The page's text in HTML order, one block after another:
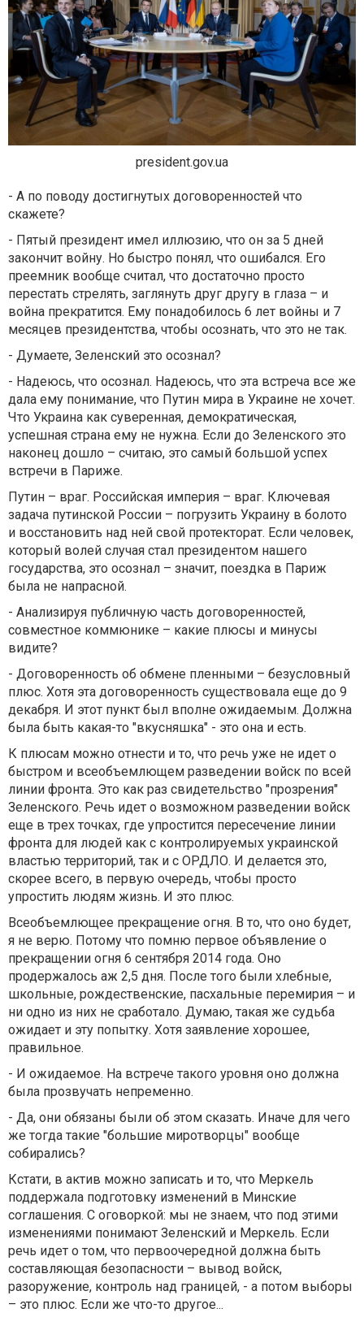
president.gov.ua
- А по поводу достигнутых договоренностей что
скажете?
- Пятый президент имел иллюзию, что он за 5 дней
закончит войну. Но быстро понял, что ошибался. Его
преемник вообще считал, что достаточно просто
перестать стрелять, заглянуть друг другу в глаза – и
война прекратится. Ему понадобилось 6 лет войны и 7
месяцев президентства, чтобы осознать, что это не так.
- Думаете, Зеленский это осознал?
- Надеюсь, что осознал. Надеюсь, что эта встреча все же
дала ему понимание, что Путин мира в Украине не хочет.
Что Украина как суверенная, демократическая,
успешная страна ему не нужна. Если до Зеленского это
наконец дошло – считаю, это самый большой успех
встречи в Париже.
Путин – враг. Российская империя – враг. Ключевая
задача путинской России – погрузить Украину в болото
и восстановить над ней свой протекторат. Если человек,
который волей случая стал президентом нашего
государства, это осознал – значит, поездка в Париж
была не напрасной.
- Анализируя публичную часть договоренностей,
совместное коммюнике – какие плюсы и минусы
видите?
- Договоренность об обмене пленными – безусловный
плюс. Хотя эта договоренность существовала еще до 9
декабря. И этот пункт был вполне ожидаемым. Должна
была быть какая-то "вкусняшка" - это она и есть.
К плюсам можно отнести и то, что речь уже не идет о
быстром и всеобъемлющем разведении войск по всей
линии фронта. Это как раз свидетельство "прозрения"
Зеленского. Речь идет о возможном разведении войск
еще в трех точках, где упростится пересечение линии
фронта для людей как с контролируемых украинской
властью территорий, так и с ОРДЛО. И делается это,
скорее всего, в первую очередь, чтобы просто
упростить людям жизнь. И это плюс.
Всеобъемлющее прекращение огня. В то, что оно будет,
я не верю. Потому что помню первое объявление о
прекращении огня 6 сентября 2014 года. Оно
продержалось аж 2,5 дня. После того были хлебные,
школьные, рождественские, пасхальные перемирия – и
ни одно из них не сработало. Думаю, такая же судьба
ожидает и эту попытку. Хотя заявление хорошее,
правильное.
- И ожидаемое. На встрече такого уровня оно должна
была прозвучать непременно.
- Да, они обязаны были об этом сказать. Иначе для чего
же тогда такие "большие миротворцы" вообще
собирались?
Кстати, в актив можно записать и то, что Меркель
поддержала подготовку изменений в Минские
соглашения. С оговоркой: мы не знаем, что под этими
изменениями понимают Зеленский и Меркель. Если
речь идет о том, что первоочередной должна быть
составляющая безопасности – вывод войск,
разоружение, контроль над границей, - а потом выборы
– это плюс. Если же что-то другое...